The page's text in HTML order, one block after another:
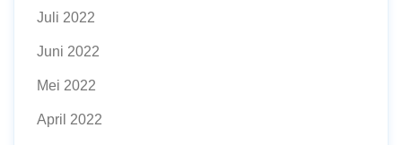
Juli 2022
Juni 2022
Mei 2022
April 2022